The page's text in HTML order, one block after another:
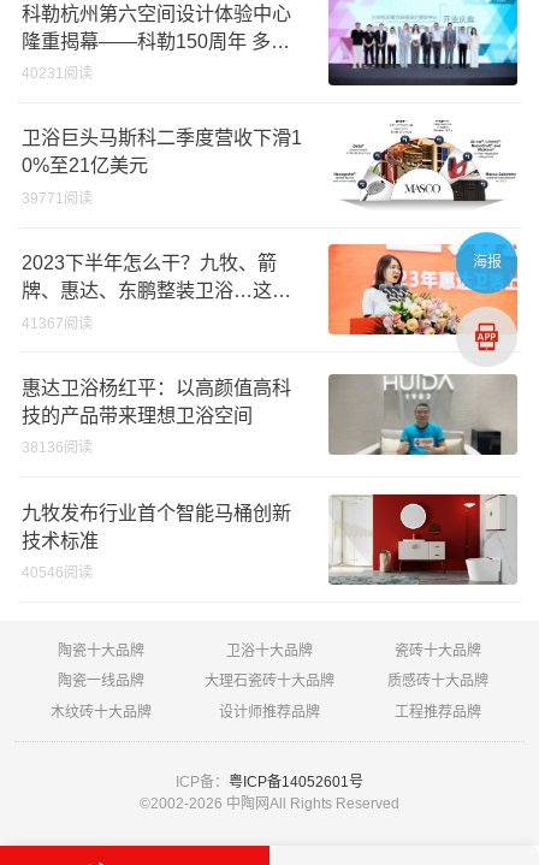
科勒杭州第六空间设计体验中心
隆重揭幕——科勒150周年 多维
诠释优雅生活美学
40231阅读
卫浴巨头马斯科二季度营收下滑1
0%至21亿美元
39771阅读
2023下半年怎么干？九牧、箭
牌、惠达、东鹏整装卫浴…这样
说
41367阅读
惠达卫浴杨红平：以高颜值高科
技的产品带来理想卫浴空间
38136阅读
九牧发布行业首个智能马桶创新
技术标准
40546阅读
陶瓷十大品牌 卫浴十大品牌
瓷砖十大品牌
陶瓷一线品牌
大理石瓷砖十大品牌
质感砖十大品牌
木纹砖十大品牌
设计师推荐品牌 工程推荐品牌
ICP备： 粤ICP备14052601号
©2002-2026 中陶网All Rights Reserved
海报